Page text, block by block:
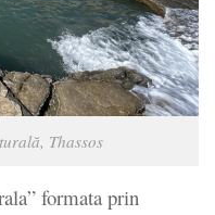
Thassos
formata prin